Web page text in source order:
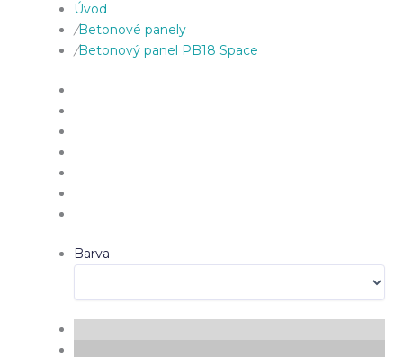
Úvod
/Betonové panely
/Betonový panel PB18 Space
Barva